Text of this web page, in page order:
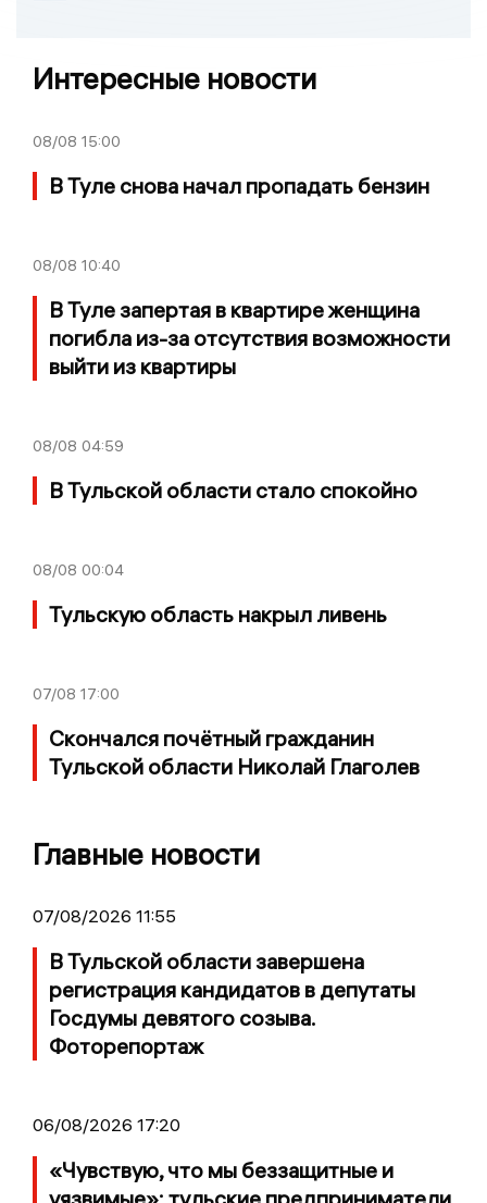
Интересные новости
08/08 15:00
В Туле снова начал пропадать бензин
08/08 10:40
В Туле запертая в квартире женщина
погибла из-за отсутствия возможности
выйти из квартиры
08/08 04:59
В Тульской области стало спокойно
08/08 00:04
Тульскую область накрыл ливень
07/08 17:00
Скончался почётный гражданин
Тульской области Николай Глаголев
Главные новости
07/08/2026 11:55
В Тульской области завершена
регистрация кандидатов в депутаты
Госдумы девятого созыва.
Фоторепортаж
06/08/2026 17:20
«Чувствую, что мы беззащитные и